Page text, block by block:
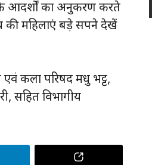
के आदर्शों का अनुकरण करते
की महिलाएं बड़े सपने देखें
एवं कला परिषद मधु भट्ट,
सहित विभागीय